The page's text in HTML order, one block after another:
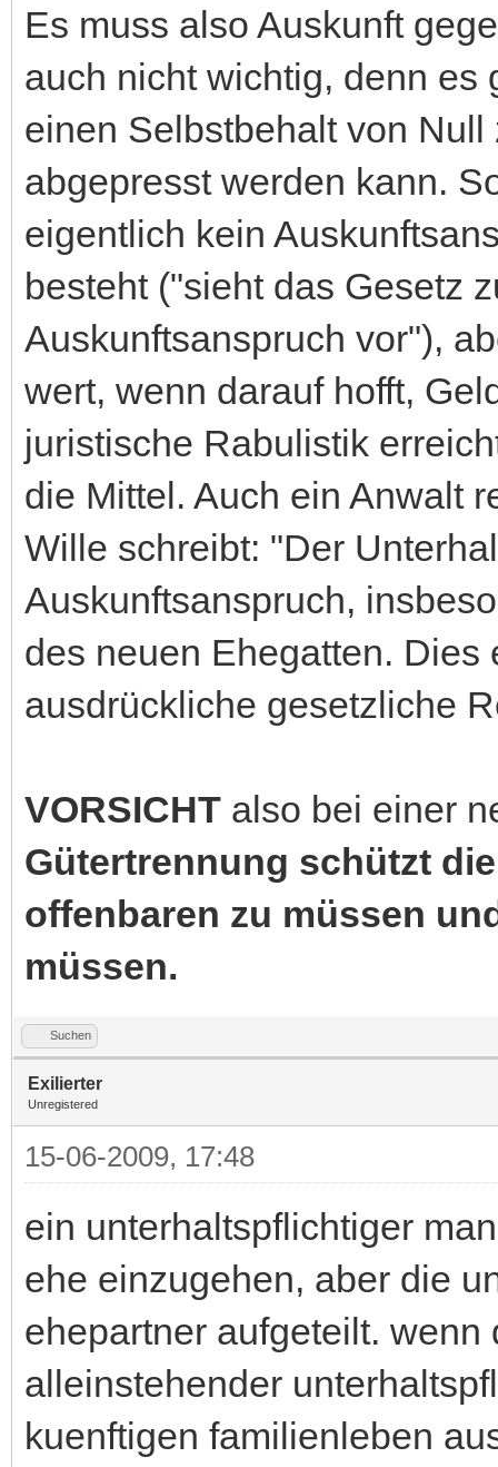
Es muss also Auskunft
auch nicht wichtig, denn es
einen Selbstbehalt von
abgepresst werden kann.
eigentlich kein
besteht ("sieht das Gesetz
Auskunftsanspruch vor"),
wert, wenn darauf hofft,
juristische Rabulistik
die Mittel. Auch ein Anwalt
Wille schreibt: "Der
Auskunftsanspruch,
des neuen Ehegatten. Dies
ausdrückliche gesetzliche
VORSICHT also bei einer
Gütertrennung schützt
offenbaren zu müssen
müssen.
Suchen
Exilierter
Unregistered
15-06-2009, 17:48
ein unterhaltspflichtiger
ehe einzugehen, aber die
ehepartner aufgeteilt.
alleinstehender
kuenftigen familienleben